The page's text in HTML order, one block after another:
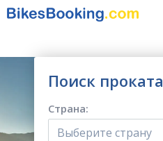
Поиск проката
Страна:
Выберите страну